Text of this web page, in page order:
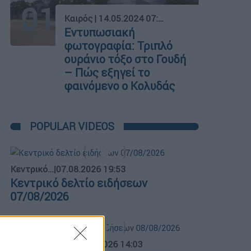
01 Καιρός | 14.05.2024 07:37
Εντυπωσιακή
φωτογραφία: Τριπλό
ουράνιο τόξο στο Γουδή
– Πώς εξηγεί το
φαινόμενο ο Κολυδάς
POPULAR VIDEOS
Κεντρικό...|07.08.2026 19:53
Κεντρικό δελτίο ειδήσεων
07/08/2026
08.08.2026 14:03